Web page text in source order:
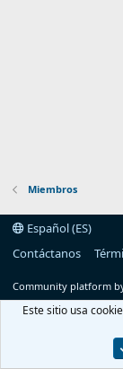
Miembros
Español (ES)
Contáctanos
Community platform
Este sitio usa